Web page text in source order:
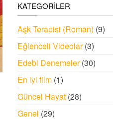
KATEGORILER
Aşk Terapisi (Roman) (9)
Eğlenceli Videolar(3)
Edebi Denemeler(30)
En iyi film(1)
Güncel Hayat(28)
Genel (29)